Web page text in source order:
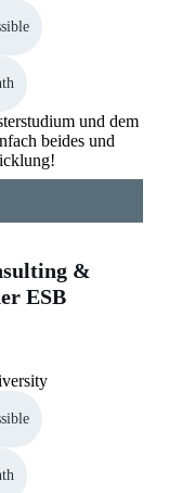
und dem
beides und
&
ESB